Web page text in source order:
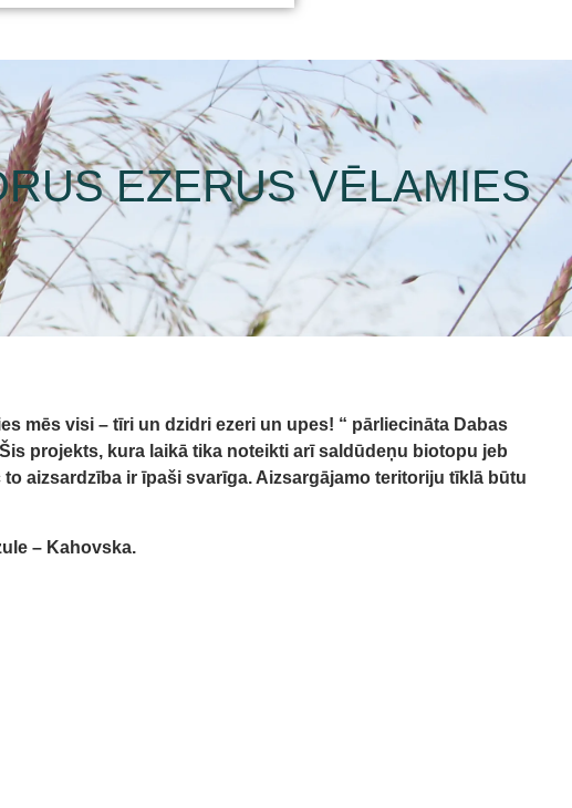
EZERUS VĒLAMIES
mēs visi – tīri un dzidri ezeri un upes! “ pārliecināta Dabas
projekts, kura laikā tika noteikti arī saldūdeņu biotopu jeb
aizsardzība ir īpaši svarīga. Aizsargājamo teritoriju tīklā būtu
– Kahovska.